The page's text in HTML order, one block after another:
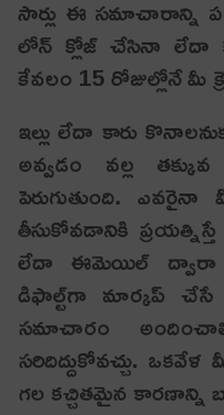
సార్లు ఈ సమాచారాన్ని
లోన్ క్లోజ్ చేసినా లేదా
కేవలం 15 రోజుల్లోనే మీ
ఇల్లు లేదా కారు
అవ్వడం వల్ల
పెరుగుతుంది.
తీసుకోవడానికి
లేదా ఈమెయిల్ ద్వారా
డిఫాల్ట్‌గా మార్కప్ చేసే
సమాచారం
సరిదిద్దుకోవచ్చు.
గల కచ్చితమైన కారణాన్ని